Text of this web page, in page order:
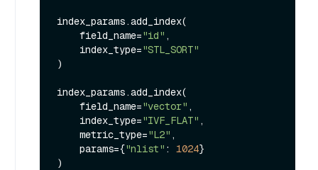
index_params.add_index(
    field_name=
"id" ,
    index_type=
"STL_SORT"
)
index_params.add_index(
    field_name=
"vector" ,
    index_type=
"IVF_FLAT" ,
    metric_type=
"L2" ,
    params={
"nlist" : 1024}
)